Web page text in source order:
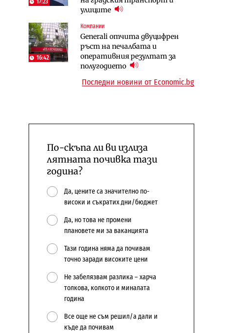
улиците
16:42
Компании
Generali отчита двуцифрен
ръст на печалбата и
оперативния резултат за
полугодието
сушата продължи
Digi&AI
Трафикът толкова е намалял,
че големи медии обмислят да се
откажат напълно от Google
Компании
„Ендуросат“ ще строи огромен
космически и отбранителен
център в Доброславци
Последни новини от Economic.bg
По-скъпа ли ви излиза
лятната почивка тази
година?
Да, цените са значително по-
високи и съкратих дни/бюджет
Да, но това не промени
плановете ми за ваканцията
Тази година няма да почивам
точно заради високите цени
Не забелязвам разлика – харча
толкова, колкото и миналата
година
Все още не съм решил/а дали и
къде да почивам